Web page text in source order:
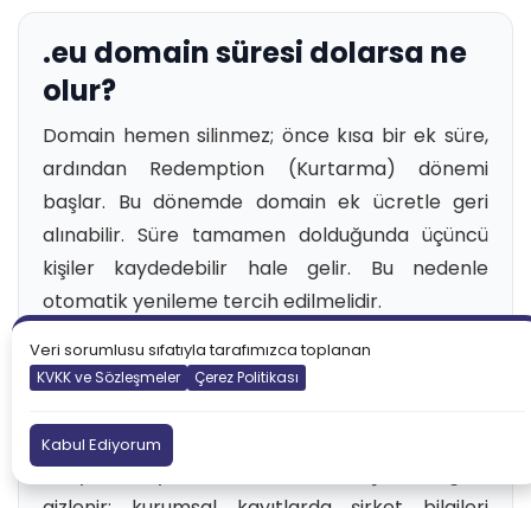
.eu domain süresi dolarsa ne
olur?
Domain hemen silinmez; önce kısa bir ek süre,
ardından Redemption (Kurtarma) dönemi
başlar. Bu dönemde domain ek ücretle geri
alınabilir. Süre tamamen dolduğunda üçüncü
kişiler kaydedebilir hale gelir. Bu nedenle
otomatik yenileme tercih edilmelidir.
WHOIS bilgileri gizleniyor mu?
EURid, GDPR kapsamında kişisel verileri korur.
Bireysel kayıtlarda WHOIS'te kişisel bilgiler
Veri sorumlusu sıfatıyla tarafımızca toplanan
KVKK ve Sözleşmeler Çerez Politikası
Kabul Ediyorum